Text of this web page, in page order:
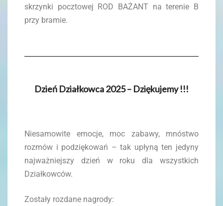
skrzynki pocztowej ROD BAŻANT na terenie B
przy bramie.
Dzień Działkowca 2025 – Dziękujemy !!!
Niesamowite emocje, moc zabawy, mnóstwo
rozmów i podziękowań – tak upłyną ten jedyny
najważniejszy dzień w roku dla wszystkich
Działkowców.
Zostały rozdane nagrody: